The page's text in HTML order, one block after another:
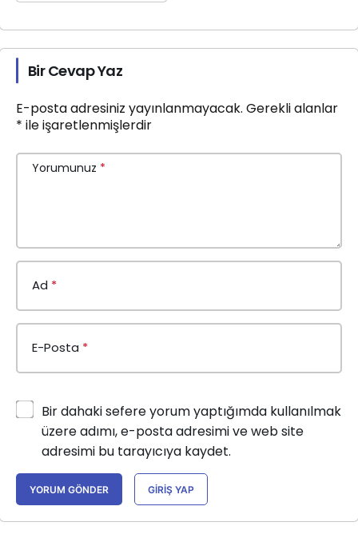
Bir Cevap Yaz
E-posta adresiniz yayınlanmayacak. Gerekli alanlar
* ile işaretlenmişlerdir
Yorumunuz *
Ad *
E-Posta *
Bir dahaki sefere yorum yaptığımda kullanılmak
üzere adımı, e-posta adresimi ve web site
adresimi bu tarayıcıya kaydet.
YORUM GÖNDER GIRIŞ YAP